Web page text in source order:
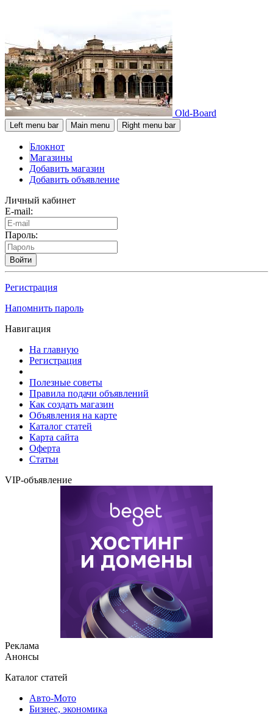
Old-Board
Left menu bar Main menu Right menu bar
Блокнот
Магазины
Добавить магазин
Добавить объявление
Личный кабинет
E-mail:
Пароль:
Войти
Регистрация
Напомнить пароль
Навигация
На главную
Регистрация
Полезные советы
Правила подачи объявлений
Как создать магазин
Объявления на карте
Каталог статей
Карта сайта
Оферта
Статьи
VIP-объявление
Реклама
Анонсы
Каталог статей
Авто-Мото
Бизнес, экономика